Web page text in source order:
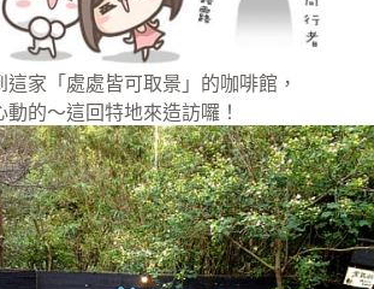
這家「處處皆可取景」的咖啡館，
動的～這回特地來造訪囉！